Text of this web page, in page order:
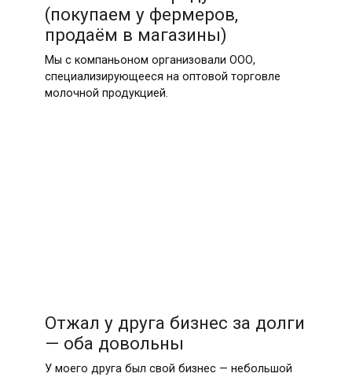
(покупаем у фермеров,
продаём в магазины)
Мы с компаньоном организовали ООО,
специализирующееся на оптовой торговле
молочной продукцией.
Отжал у друга бизнес за долги
— оба довольны
У моего друга был свой бизнес — небольшой